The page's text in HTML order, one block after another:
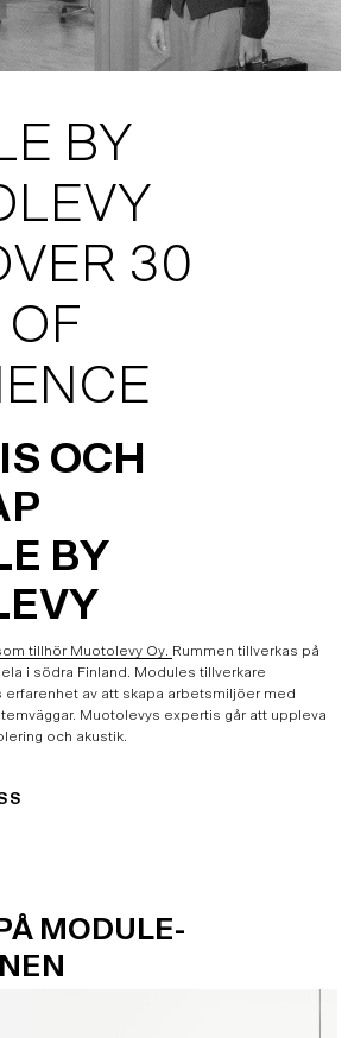
BY
30
OCH
BY
tillhör Muotolevy Oy. Rummen tillverkas på
i södra Finland. Modules tillverkare
erfarenhet av att skapa arbetsmiljöer med
Muotolevys expertis går att uppleva
och akustik.
MODULE-